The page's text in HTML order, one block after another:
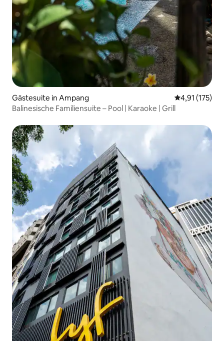
Gästesuite in Ampang
4,91 (175)
Balinesische Familiensuite – Pool | Karaoke | Grill